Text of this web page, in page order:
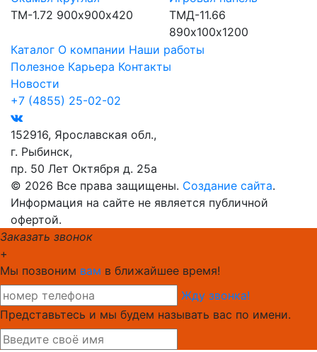
ТМ-1.72 900х900х420
ТМД-11.66
890х100х1200
Каталог О компании Наши работы
Полезное Карьера Контакты
Новости
+7 (4855) 25-02-02
152916, Ярославская обл.,
г. Рыбинск,
пр. 50 Лет Октября д. 25а
© 2026 Все права защищены. Создание сайта.
Информация на сайте не является публичной
офертой.
Заказать звонок
+
Мы позвоним вам в ближайшее время!
Жду звонка!
Представьтесь и мы будем называть вас по имени.